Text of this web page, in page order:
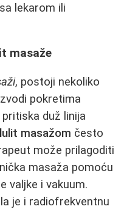
lekarom ili
masaže
, postoji nekoliko
pokretima
duž linija
masažom često
može prilagoditi
masaža pomoću
valjke i vakuum.
je i radiofrekventnu